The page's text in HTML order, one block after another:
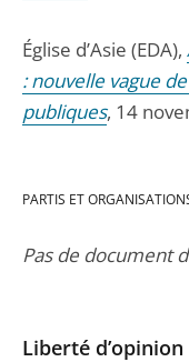
Église d’Asie (EDA),
: nouvelle vague
publiques, 14
PARTIS ET
Pas de document
Liberté d’opinion